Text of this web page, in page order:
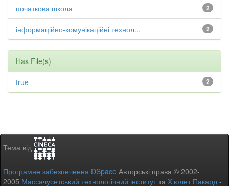
2
початкова школа
2
інформаційно-комунікаційні технол...
Has File(s)
2
true
Тема від
Програмне забезпечення DSpace Авторські права © 2002-
2005 Массачусетський технологічний інститутта Х’юлет Пакард -